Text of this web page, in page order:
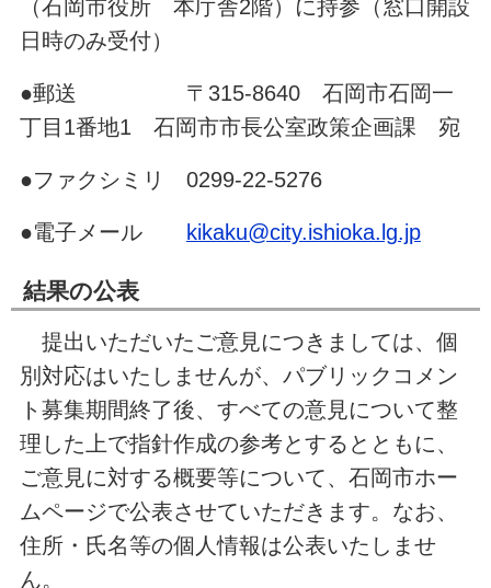
（石岡市役所 本庁舎2階）に持参（窓口開設
日時のみ受付）
●郵送 〒315-8640 石岡市石岡一
丁目1番地1 石岡市市長公室政策企画課 宛
●ファクシミリ 0299-22-5276
●電子メール kikaku@city.ishioka.lg.jp
結果の公表
提出いただいたご意見につきましては、個
別対応はいたしませんが、パブリックコメン
ト募集期間終了後、すべての意見について整
理した上で指針作成の参考とするとともに、
ご意見に対する概要等について、石岡市ホー
ムページで公表させていただきます。なお、
住所・氏名等の個人情報は公表いたしませ
ん。